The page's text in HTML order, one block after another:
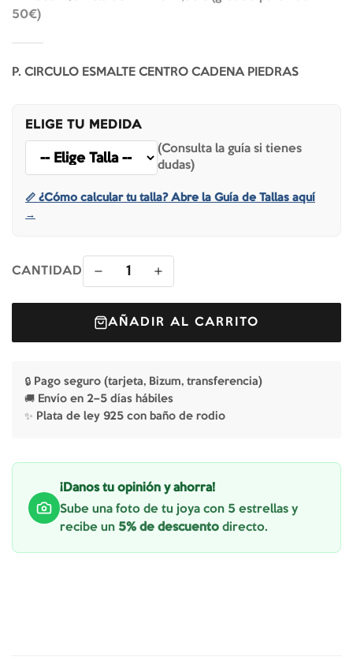
50€)
P. CIRCULO ESMALTE CENTRO CADENA PIEDRAS
ELIGE TU MEDIDA
(Consulta la guía si tienes
dudas)
📏 ¿Cómo calcular tu talla? Abre la Guía de Tallas aquí
→
CANTIDAD 1
AÑADIR AL CARRITO
🔒 Pago seguro (tarjeta, Bizum, transferencia)
🚚 Envío en 2–5 días hábiles
✨ Plata de ley 925 con baño de rodio
¡Danos tu opinión y ahorra!
Sube una foto de tu joya con 5 estrellas y
recibe un 5% de descuento directo.